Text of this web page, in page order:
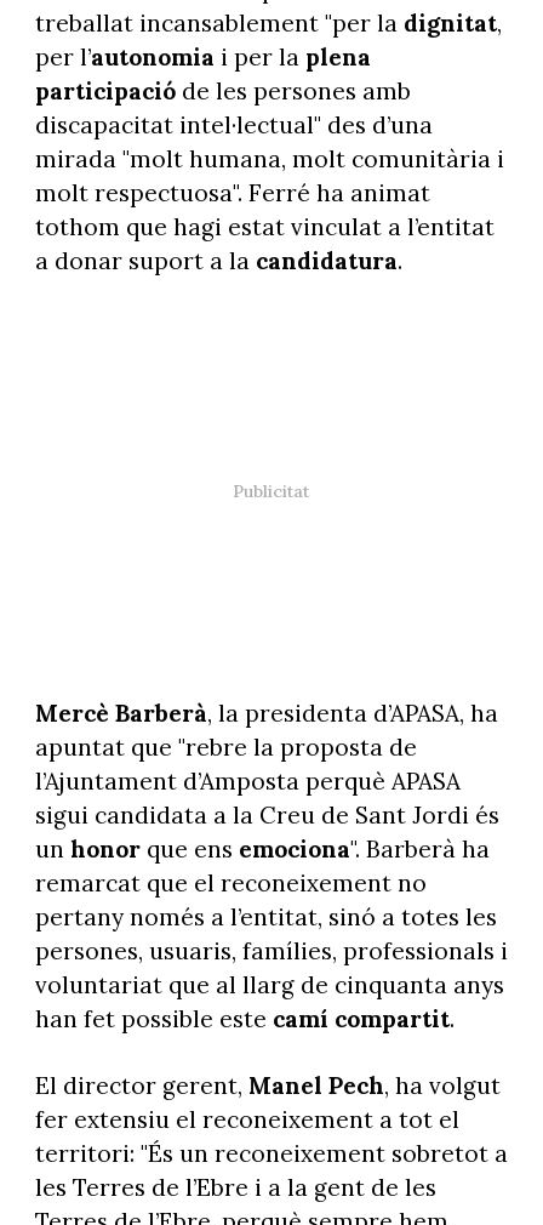
treballat incansablement "per la dignitat,
per l’autonomia i per la plena
participacióde les persones amb
discapacitat intel·lectual" des d’una
mirada "molt humana, molt comunitària i
molt respectuosa". Ferré ha animat
tothom que hagi estat vinculat a l’entitat
a donar suport a la candidatura.
Mercè Barberà, la presidenta d’APASA, ha
apuntat que "rebre la proposta de
l’Ajuntament d’Amposta perquè APASA
sigui candidata a la Creu de Sant Jordi és
un honorque ens emociona". Barberà ha
remarcat que el reconeixement no
pertany només a l’entitat, sinó a totes les
persones, usuaris, famílies, professionals i
voluntariat que al llarg de cinquanta anys
han fet possible este camí compartit.
El director gerent, Manel Pech, ha volgut
fer extensiu el reconeixement a tot el
territori: "És un reconeixement sobretot a
les Terres de l’Ebre i a la gent de les